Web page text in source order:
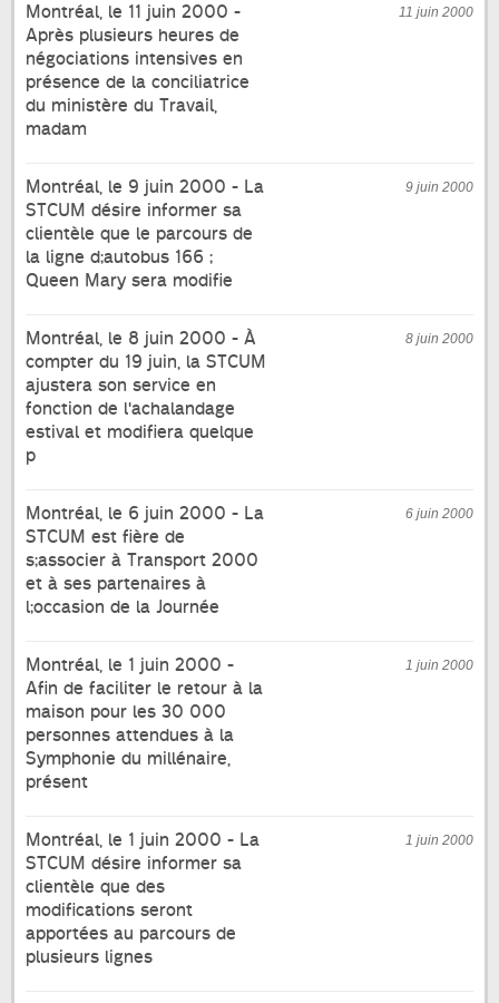
11 juin 2000
Montréal, le 11 juin 2000 -
Après plusieurs heures de
négociations intensives en
présence de la conciliatrice
du ministère du Travail,
madam
9 juin 2000
Montréal, le 9 juin 2000 - La
STCUM désire informer sa
clientèle que le parcours de
la ligne d;autobus 166 ;
Queen Mary sera modifie
8 juin 2000
Montréal, le 8 juin 2000 - À
compter du 19 juin, la STCUM
ajustera son service en
fonction de l'achalandage
estival et modifiera quelque
p
6 juin 2000
Montréal, le 6 juin 2000 - La
STCUM est fière de
s;associer à Transport 2000
et à ses partenaires à
l;occasion de la Journée
1 juin 2000
Montréal, le 1 juin 2000 -
Afin de faciliter le retour à la
maison pour les 30 000
personnes attendues à la
Symphonie du millénaire,
présent
1 juin 2000
Montréal, le 1 juin 2000 - La
STCUM désire informer sa
clientèle que des
modifications seront
apportées au parcours de
plusieurs lignes